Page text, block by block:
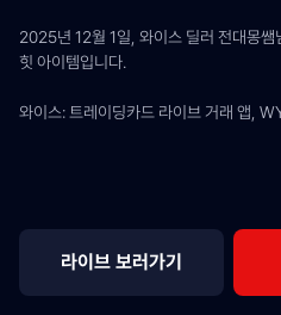
2025년 12월 1일, 와이스 딜러 전대몽쌤
힛 아이템입니다.
와이스: 트레이딩카드 라이브 거래 앱,
라이브 보러가기